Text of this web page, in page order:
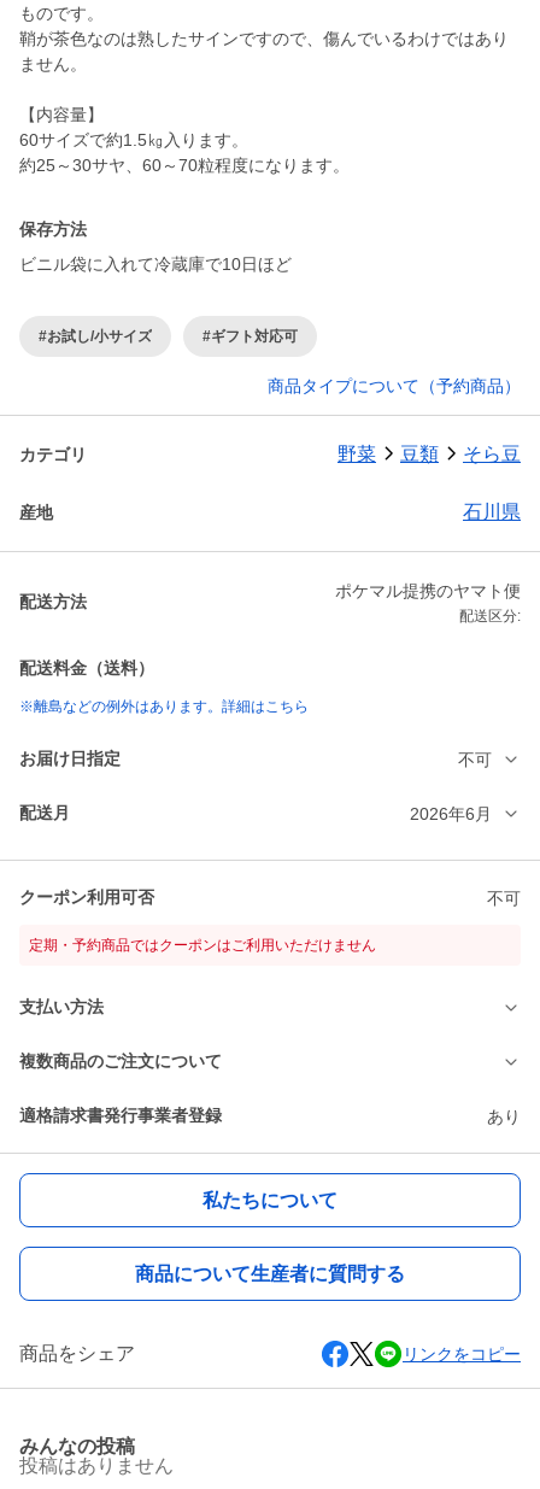
ものです。
鞘が茶色なのは熟したサインですので、傷んでいるわけではあり
ません。
【内容量】
60サイズで約1.5㎏入ります。
約25～30サヤ、60～70粒程度になります。
保存方法
ビニル袋に入れて冷蔵庫で10日ほど
#お試し/小サイズ #ギフト対応可
商品タイプについて（予約商品）
カテゴリ 野菜 豆類 そら豆
産地 石川県
配送方法
ポケマル提携のヤマト便
配送区分:
配送料金（送料）
※離島などの例外はあります。詳細はこちら
お届け日指定 不可
配送月 2026年6月
クーポン利用可否 不可
定期・予約商品ではクーポンはご利用いただけません
支払い方法
複数商品のご注文について
適格請求書発行事業者登録 あり
私たちについて
商品について生産者に質問する
商品をシェア リンクをコピー
みんなの投稿
投稿はありません